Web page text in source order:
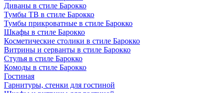
Диваны в стиле Барокко
Тумбы ТВ в стиле Барокко
Тумбы прикроватные в стиле Барокко
Шкафы в стиле Барокко
Косметические столики в стиле Барокко
Витрины и серванты в стиле Барокко
Стулья в стиле Барокко
Комоды в стиле Барокко
Гостиная
Гарнитуры, стенки для гостиной